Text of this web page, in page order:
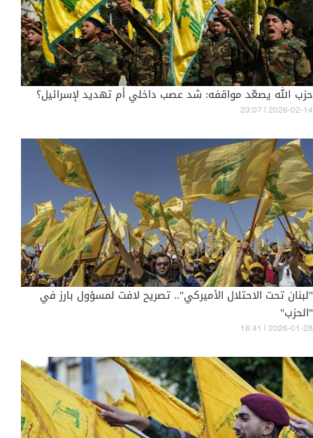
حزب الله يصعّد مواقفه: شد عصب داخلي أم تهديد لإسرائيل؟
23:07 | 2026-02-14
"لبنان تحت الاحتلال الأميركي".. تصريح لافت لمسؤول بارز في
"الحزب"
16:41 | 2026-01-28